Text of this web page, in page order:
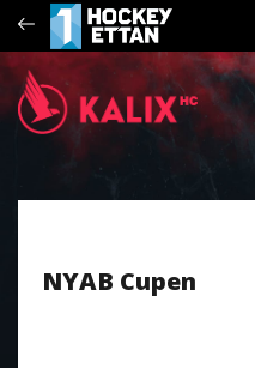
NYAB Cupen